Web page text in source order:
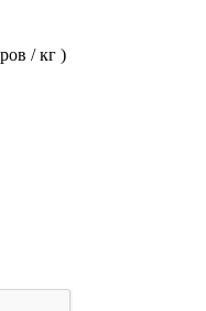
/ кг )